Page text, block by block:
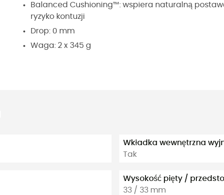
Balanced Cushioning™: wspiera naturalną
ryzyko kontuzji
Drop: 0 mm
Waga: 2 x 345 g
Wkładka wewnętrzna
Tak
Wysokość pięty /
33 / 33 mm